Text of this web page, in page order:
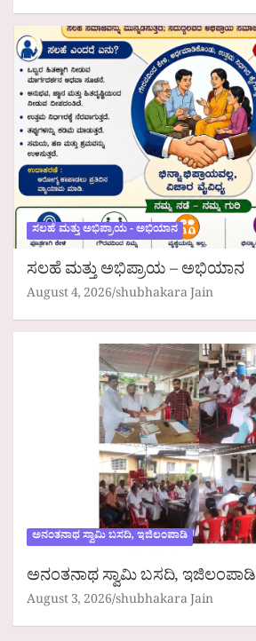
ಸಲಹೆ ಮತ್ತು ಅಭಿಪ್ರಾಯ - ಅಭಿಯಾನ
ಸಲಹೆ ಮತ್ತು ಅಭಿಪ್ರಾಯ – ಅಭಿಯಾನ
August 4, 2026 shubhakara Jain
ಅನಂತನಾಥ ಸ್ವಾಮಿ ಬಸದಿ, ಇಜಿಲಂಪಾಡಿ
ಅನಂತನಾಥ ಸ್ವಾಮಿ ಬಸದಿ, ಇಜಿಲಂಪಾಡಿ
August 3, 2026 shubhakara Jain